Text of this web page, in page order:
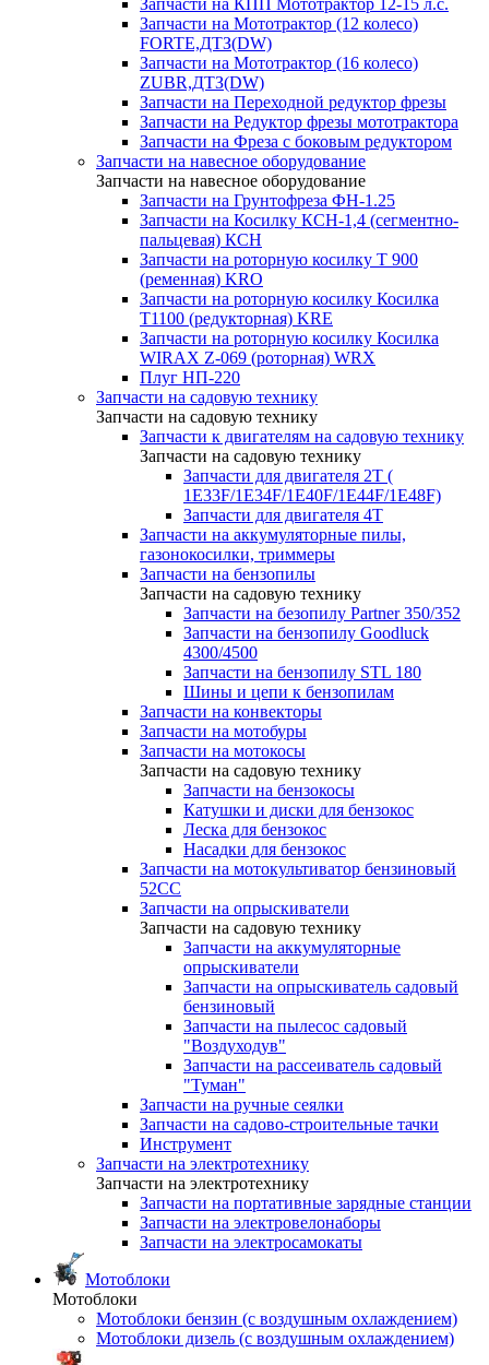
Запчасти на КПП Мототрактор 12-15 л.с.
Запчасти на Мототрактор (12 колесо)
FORTE,ДТЗ(DW)
Запчасти на Мототрактор (16 колесо)
ZUBR,ДТЗ(DW)
Запчасти на Переходной редуктор фрезы
Запчасти на Редуктор фрезы мототрактора
Запчасти на Фреза с боковым редуктором
Запчасти на навесное оборудование
Запчасти на навесное оборудование
Запчасти на Грунтофреза ФН-1.25
Запчасти на Косилку КСН-1,4 (сегментно-
пальцевая) КСН
Запчасти на роторную косилку T 900
(ременная) KRO
Запчасти на роторную косилку Косилка
T1100 (редукторная) KRE
Запчасти на роторную косилку Косилка
WIRAX Z-069 (роторная) WRX
Плуг НП-220
Запчасти на садовую технику
Запчасти на садовую технику
Запчасти к двигателям на садовую технику
Запчасти на садовую технику
Запчасти для двигателя 2Т (
1Е33F/1E34F/1Е40F/1E44F/1Е48F)
Запчасти для двигателя 4Т
Запчасти на аккумуляторные пилы,
газонокосилки, триммеры
Запчасти на бензопилы
Запчасти на садовую технику
Запчасти на безопилу Partner 350/352
Запчасти на бензопилу Goodluck
4300/4500
Запчасти на бензопилу STL 180
Шины и цепи к бензопилам
Запчасти на конвекторы
Запчасти на мотобуры
Запчасти на мотокосы
Запчасти на садовую технику
Запчасти на бензокосы
Катушки и диски для бензокос
Леска для бензокос
Насадки для бензокос
Запчасти на мотокультиватор бензиновый
52СС
Запчасти на опрыскиватели
Запчасти на садовую технику
Запчасти на аккумуляторные
опрыскиватели
Запчасти на опрыскиватель садовый
бензиновый
Запчасти на пылесос садовый
"Воздуходув"
Запчасти на рассеиватель садовый
"Туман"
Запчасти на ручные сеялки
Запчасти на садово-строительные тачки
Инструмент
Запчасти на электротехнику
Запчасти на электротехнику
Запчасти на портативные зарядные станции
Запчасти на электровелонаборы
Запчасти на электросамокаты
Мотоблоки
Мотоблоки
Мотоблоки бензин (с воздушным охлаждением)
Мотоблоки дизель (с воздушным охлаждением)